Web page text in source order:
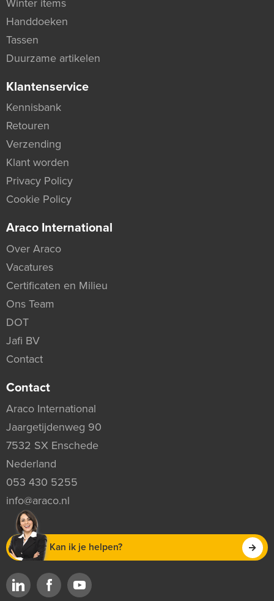
Winter items
Handdoeken
Tassen
Duurzame artikelen
Klantenservice
Kennisbank
Retouren
Verzending
Klant worden
Privacy Policy
Cookie Policy
Araco International
Over Araco
Vacatures
Certificaten en Milieu
Ons Team
DOT
Jafi BV
Contact
Contact
Araco International
Jaargetijdenweg 90
7532 SX Enschede
Nederland
053 430 5255
info@araco.nl
Kan ik je helpen?